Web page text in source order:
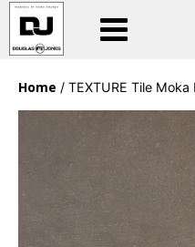
Home / TEXTURE Tile